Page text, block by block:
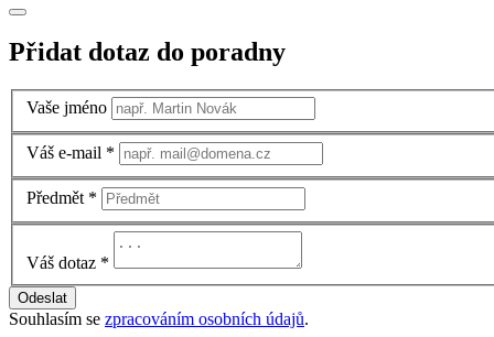
Přidat dotaz do poradny
Vaše jméno
Váš e-mail *
Předmět *
Váš dotaz *
Odeslat
Souhlasím se zpracováním osobních údajů.